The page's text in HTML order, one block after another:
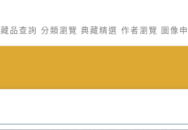
藏品查詢 分類瀏覽 典藏精選 作者瀏覽 圖像